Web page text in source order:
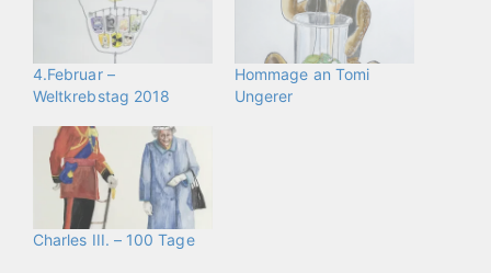
4.Februar –
Weltkrebstag 2018
Hommage an Tomi
Ungerer
Charles III. – 100 Tage